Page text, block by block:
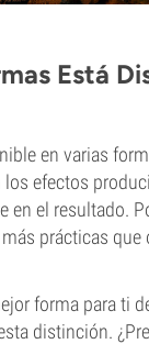
Está
en varias
los efectos
en el resultado.
prácticas que
forma para ti
distinción.